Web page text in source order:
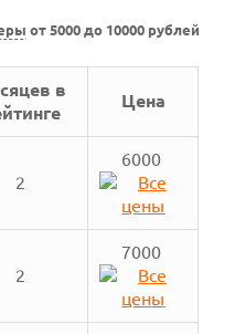
от 5000 до 10000 рублей
в
Цена
2
6000
2
7000